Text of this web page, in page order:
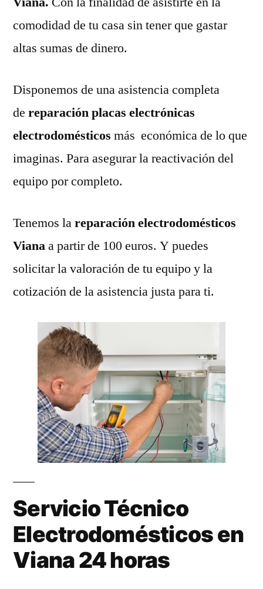
comodidad de tu casa sin tener que gastar
altas sumas de dinero.
Disponemos de una asistencia completa
de reparación placas electrónicas
electrodomésticos más económica de lo que
imaginas. Para asegurar la reactivación del
equipo por completo.
Tenemos lareparación electrodomésticos
Vianaa partir de 100 euros. Y puedes
solicitar la valoración de tu equipo y la
cotización de la asistencia justa para ti.
Servicio Técnico
Electrodomésticos en
Viana 24 horas